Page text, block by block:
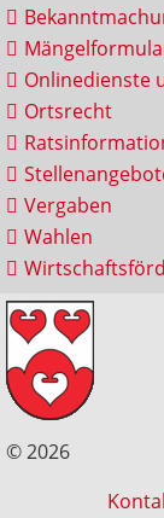
Onlinedienste
Ortsrecht
Vergaben
Wahlen
© 2026